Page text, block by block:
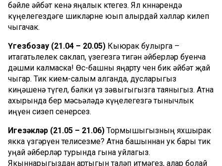
бәйле әйбәт кенә яңалык көтегез. Ял көннәрендә
күңелегездәге шикләрне юып алырдай хәлләр килеп
чыгачак.
Үгезбозау (21.04 – 20.05) Кыюрак булырга –
итагатьлелек саклап, үзегезгә тигән әйберләр буенча
дәшми калмаска! Өс-башны яңарту өчен бик әйбәт җай
чыгар. Тик кием-салым алганда, дусларыгыз
киңәшенә түгел, бәлки үз зәвыгыгызга таяныгыз. Атна
ахырында бер мәсьәләдә күңелегезгә тынычлык
иңүен сизеп сөенерсез.
Игезәкләр (21.05 – 21.06) Тормышыгызның яхшырак
якка үзгәрүен телисезме? Атна башыннан ук бары тик
уңай әйберләр турында гына уйлагыз.
Якыннарыгыздан артыгын таләп итмәгез, алар болай